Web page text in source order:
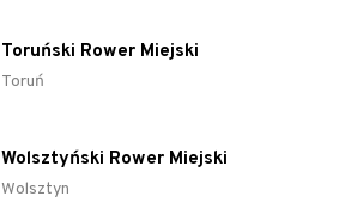
Toruński Rower Miejski
Toruń
Wolsztyński Rower Miejski
Wolsztyn